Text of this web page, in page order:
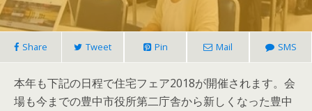
Share Tweet Pin Mail SMS
本年も下記の日程で住宅フェア2018が開催されます。会
場も今までの豊中市役所第二庁舎から新しくなった豊中